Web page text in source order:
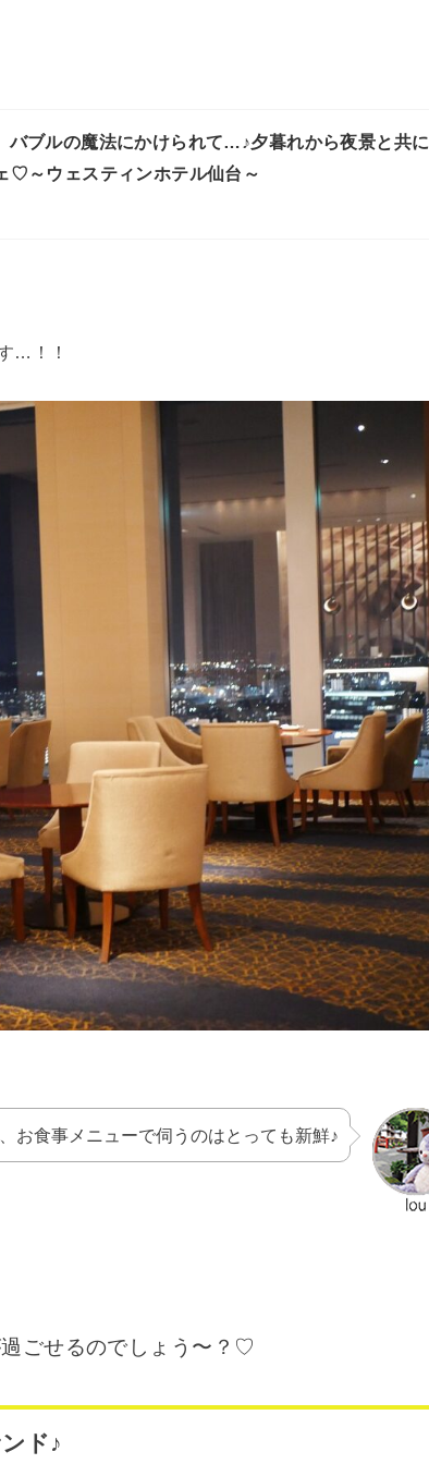
バブルの魔法にかけられて…♪夕暮れから夜景と共に
♡～ウェスティンホテル仙台～
…！！
お食事メニューで伺うのはとっても新鮮♪
ごせるのでしょう〜？♡
ド♪